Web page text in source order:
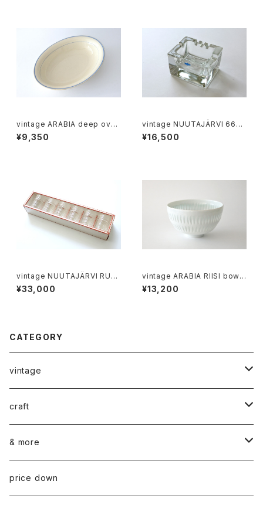
vintage ARABIA deep oval
dish blue line / オールドアラ
ビア オーバル深皿 ブルーライン
¥9,350
vintage NUUTAJÄRVI 6625
CIGARO ashtray / ヴィンテー
ジ ヌータヤルヴィ 6625 シガロ
¥16,500
vintage NUUTAJÄRVI RUS
TICA tumbler clear 6p gift
set / ヴィンテージ ヌータヤル
¥33,000
vintage ARABIA RIISI bowl
/ ヴィンテージ アラビア リイシ
ボウル
¥13,200
CATEGORY
vintage
ceramics
ARABIA
GUSTAVSBERG
glass
NUUTAJÄRVI
fabric
craft
染め花Horry
山口 和宏 木の器
& more
wear
price down